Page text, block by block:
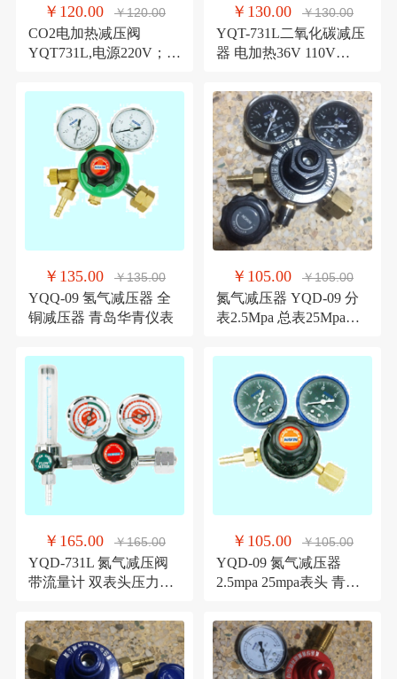
￥120.00 ￥120.00
CO2电加热减压阀
YQT731L,电源220V；
￥130.00 ￥130.00
YQT-731L二氧化碳减压
器 电加热36V 110V
￥135.00 ￥135.00
YQQ-09 氢气减压器 全
铜减压器 青岛华青仪表
￥105.00 ￥105.00
氮气减压器 YQD-09 分
表2.5Mpa 总表25Mpa表
￥165.00 ￥165.00
YQD-731L 氮气减压阀
带流量计 双表头压力显
￥105.00 ￥105.00
YQD-09 氮气减压器
2.5mpa 25mpa表头 青岛